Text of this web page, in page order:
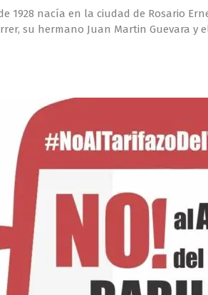
1928 nacía en la ciudad de Rosario
su hermano Juan Martin Guevara